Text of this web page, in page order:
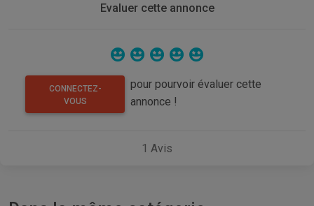
Evaluer cette annonce
CONNECTEZ-
VOUS
pour pourvoir évaluer cette
annonce !
1 Avis